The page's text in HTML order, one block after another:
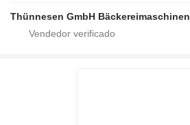
Thünnesen GmbH Bäckereimaschinen